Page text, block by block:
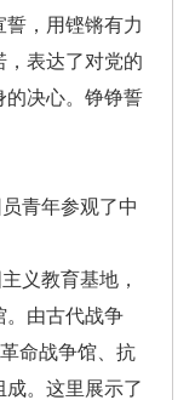
，用铿锵有力
，表达了对党的
的决心。铮铮誓
青年参观了中
义教育基地，
。由古代战争
命战争馆、抗
成。这里展示了